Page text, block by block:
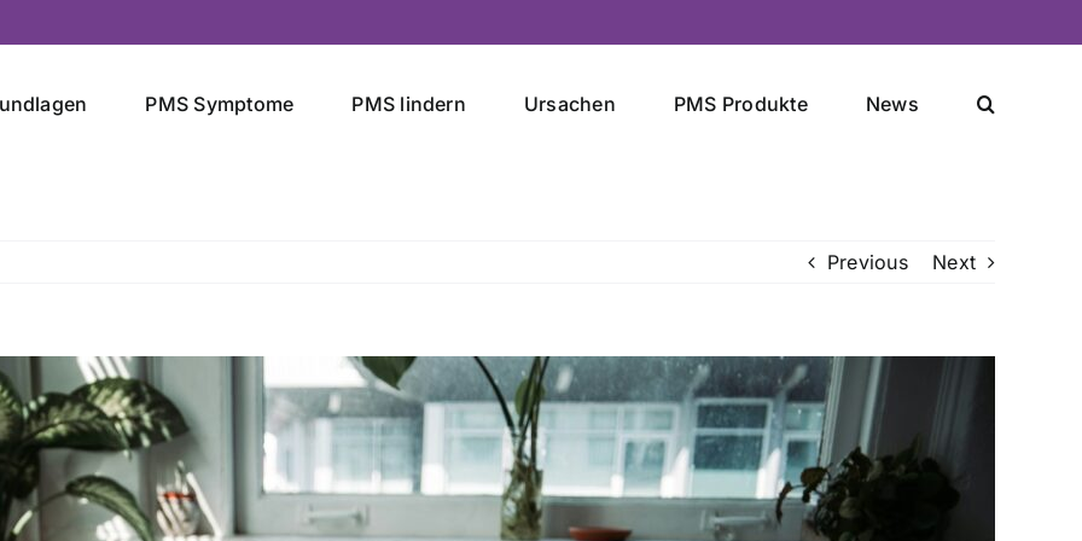
PMS Symptome PMS lindern Ursachen PMS Produkte News
Previous Next